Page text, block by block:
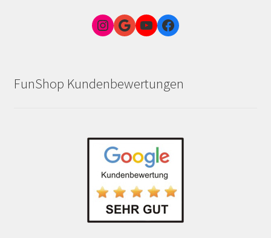
Instagram
Google Link zum FunShop WienYouTubeFacebook
FunShop Kundenbewertungen